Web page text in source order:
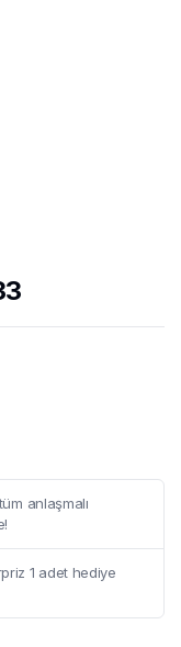
anlaşmalı
1 adet hediye